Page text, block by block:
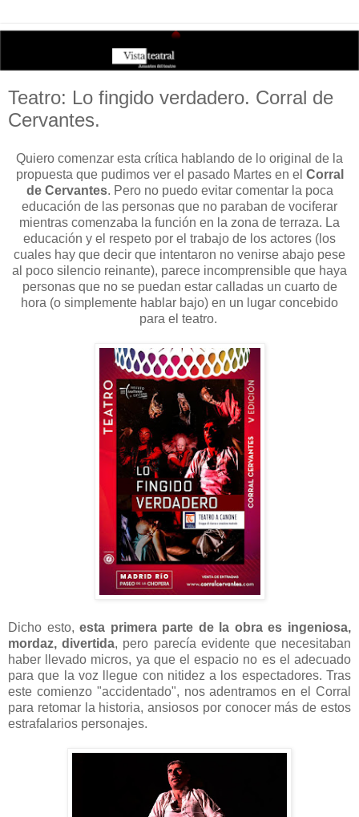
Teatro: Lo fingido verdadero. Corral de
Cervantes.
Quiero comenzar esta crítica hablando de lo original de la
propuesta que pudimos ver el pasado Martes en el Corral
de Cervantes. Pero no puedo evitar comentar la poca
educación de las personas que no paraban de vociferar
mientras comenzaba la función en la zona de terraza. La
educación y el respeto por el trabajo de los actores (los
cuales hay que decir que intentaron no venirse abajo pese
al poco silencio reinante), parece incomprensible que haya
personas que no se puedan estar calladas un cuarto de
hora (o simplemente hablar bajo) en un lugar concebido
para el teatro.
Dicho esto,esta primera parte de la obra es ingeniosa,
mordaz, divertida, pero parecía evidente que necesitaban
haber llevado micros, ya que el espacio no es el adecuado
para que la voz llegue con nitidez a los espectadores. Tras
este comienzo "accidentado", nos adentramos en el Corral
para retomar la historia, ansiosos por conocer más de estos
estrafalarios personajes.